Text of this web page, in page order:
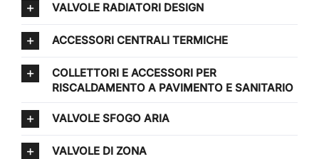
VALVOLE RADIATORI DESIGN
ACCESSORI CENTRALI TERMICHE
COLLETTORI E ACCESSORI PER
RISCALDAMENTO A PAVIMENTO E SANITARIO
VALVOLE SFOGO ARIA
VALVOLE DI ZONA